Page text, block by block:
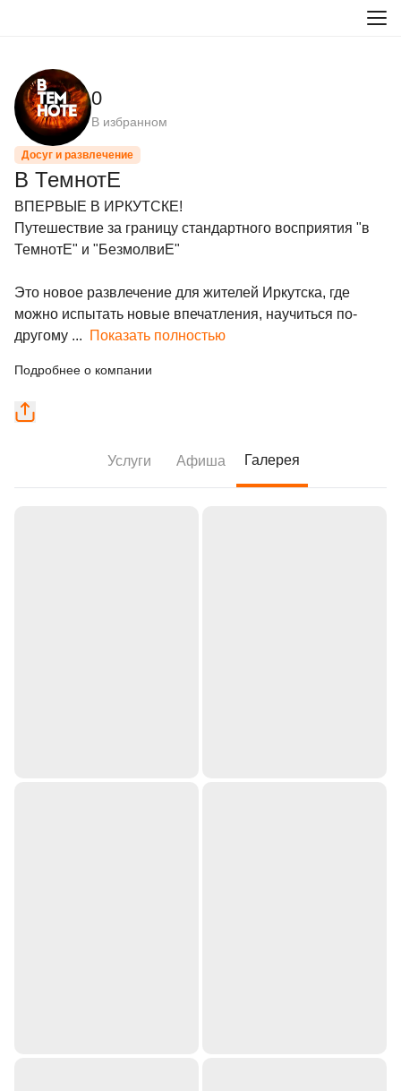
0
В избранном
Досуг и развлечение
В ТемнотЕ
ВПЕРВЫЕ В ИРКУТСКЕ!
Путешествие за границу стандартного восприятия "в
ТемнотЕ" и "БезмолвиЕ"
Это новое развлечение для жителей Иркутска, где
можно испытать новые впечатления, научиться по-
другому ... Показать полностью
Подробнее о компании
Услуги Афиша Галерея